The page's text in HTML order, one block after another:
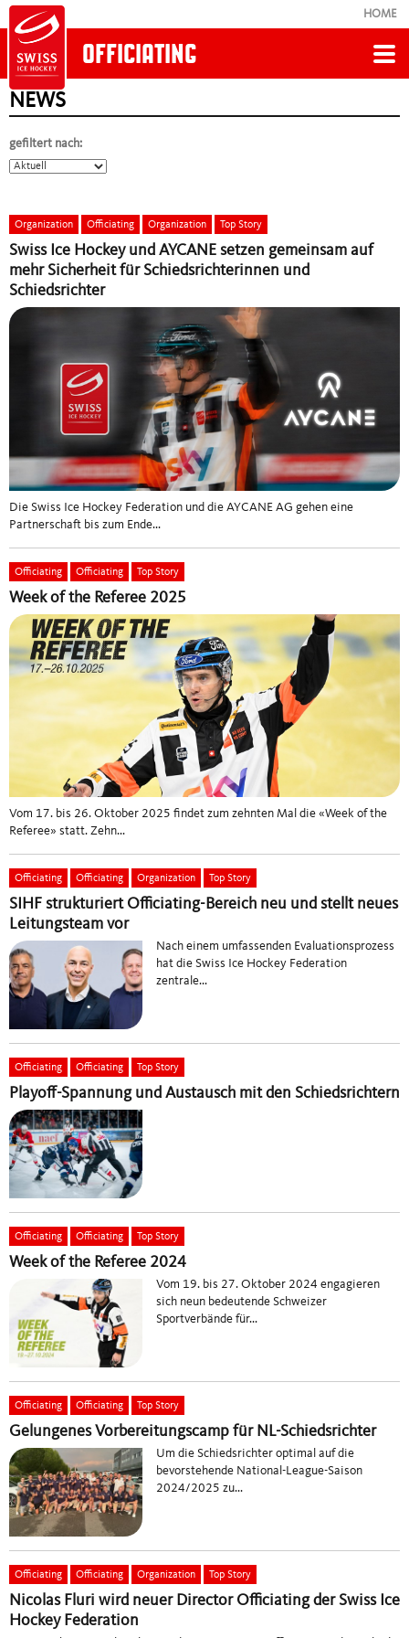
HOME
OFFICIATING
Zurück
OFFICIATING
Werde Schiedsrichter
Kurse
Unsere Schiedsrichterinnen und Schiedsrichter
Reglemente & Weisungen
Reports
Disciplinary
Officiating Management Regionen
Officiating Committee
NEWS
gefiltert nach:
Organization Officiating Organization Top Story
Swiss Ice Hockey und AYCANE setzen gemeinsam auf
mehr Sicherheit für Schiedsrichterinnen und
Schiedsrichter
Die Swiss Ice Hockey Federation und die AYCANE AG gehen eine
Partnerschaft bis zum Ende...
Officiating Officiating Top Story
Week of the Referee 2025
Vom 17. bis 26. Oktober 2025 findet zum zehnten Mal die «Week of the
Referee» statt. Zehn...
Officiating Officiating Organization Top Story
SIHF strukturiert Officiating-Bereich neu und stellt neues
Leitungsteam vor
Nach einem umfassenden Evaluationsprozess
hat die Swiss Ice Hockey Federation
zentrale...
Officiating Officiating Top Story
Playoff-Spannung und Austausch mit den Schiedsrichtern
Officiating Officiating Top Story
Week of the Referee 2024
Vom 19. bis 27. Oktober 2024 engagieren
sich neun bedeutende Schweizer
Sportverbände für...
Officiating Officiating Top Story
Gelungenes Vorbereitungscamp für NL-Schiedsrichter
Um die Schiedsrichter optimal auf die
bevorstehende National-League-Saison
2024/2025 zu...
Officiating Officiating Organization Top Story
Nicolas Fluri wird neuer Director Officiating der Swiss Ice
Hockey Federation